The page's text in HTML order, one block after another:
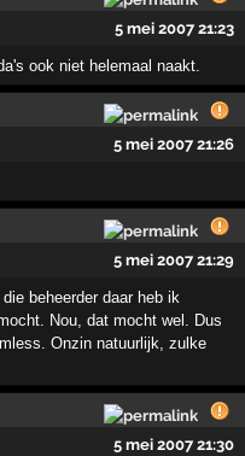
5 mei 2007 21:23
ook niet helemaal naakt.
5 mei 2007 21:26
5 mei 2007 21:29
beheerder daar heb ik
Nou, dat mocht wel. Dus
Onzin natuurlijk, zulke
5 mei 2007 21:30